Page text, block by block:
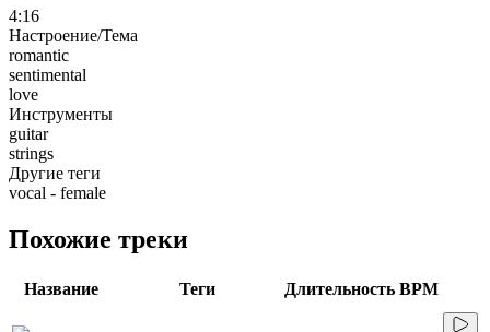
4:16
Настроение/Тема
romantic
sentimental
love
Инструменты
guitar
strings
Другие теги
vocal - female
Похожие треки
Название Теги Длительность BPM